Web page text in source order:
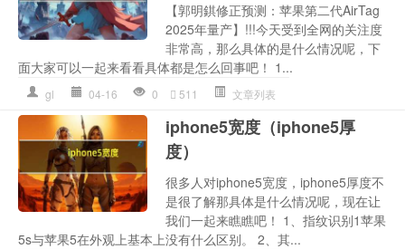
【郭明錤修正预测：苹果第二代AirTag
2025年量产】!!!今天受到全网的关注度
非常高，那么具体的是什么情况呢，下
面大家可以一起来看看具体都是怎么回事吧！ 1...
gl 04-16 0 511 文章列表
iphone5宽度（iphone5厚
度）
很多人对iphone5宽度，iphone5厚度不
是很了解那具体是什么情况呢，现在让
我们一起来瞧瞧吧！ 1、指纹识别1苹果
5s与苹果5在外观上基本上没有什么区别。 2、其...